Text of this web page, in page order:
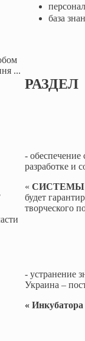
база
-
разработке и
« СИСТЕМЫ
будет
творческого
- устранение
Украина –
«
...